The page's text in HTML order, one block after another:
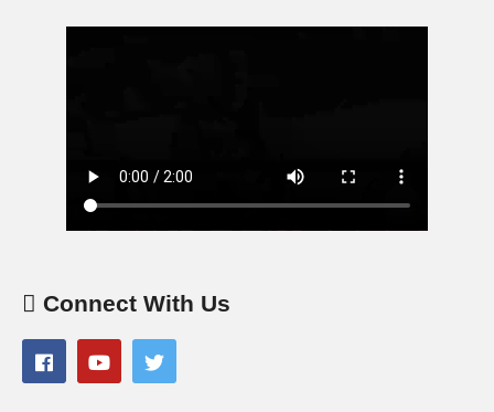
Connect With Us